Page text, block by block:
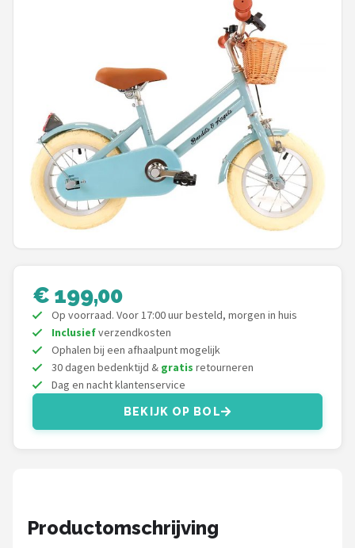
Volare
ABUS
AXA
New Looxs
BBB Cycling
Schwalbe
Voltano
€ 199,00
Op voorraad. Voor 17:00 uur besteld, morgen in huis
Inclusiefverzendkosten
Ophalen bij een afhaalpunt mogelijk
30 dagen bedenktijd & gratis retourneren
Dag en nacht klantenservice
BEKIJK OP BOL
Productomschrijving